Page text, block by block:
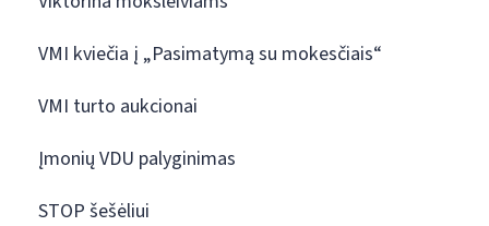
VMI kviečia į „Pasimatymą su mokesčiais“
VMI turto aukcionai
Įmonių VDU palyginimas
STOP šešėliui